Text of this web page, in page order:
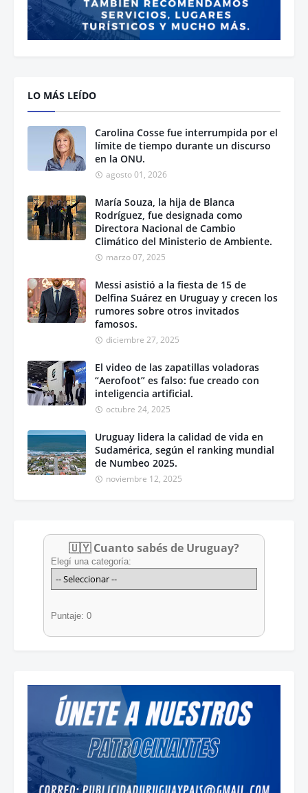
LO MÁS LEÍDO
Carolina Cosse fue interrumpida por el
límite de tiempo durante un discurso
en la ONU.
agosto 01, 2026
María Souza, la hija de Blanca
Rodríguez, fue designada como
Directora Nacional de Cambio
Climático del Ministerio de Ambiente.
marzo 07, 2025
Messi asistió a la fiesta de 15 de
Delfina Suárez en Uruguay y crecen los
rumores sobre otros invitados
famosos.
diciembre 27, 2025
El video de las zapatillas voladoras
“Aerofoot” es falso: fue creado con
inteligencia artificial.
octubre 24, 2025
Uruguay lidera la calidad de vida en
Sudamérica, según el ranking mundial
de Numbeo 2025.
noviembre 12, 2025
🇺🇾 Cuanto sabés de Uruguay?
Elegí una categoría:
Puntaje: 0